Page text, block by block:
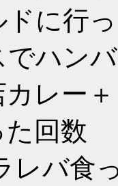
ドに行
でハン
カレー
た回数
レバ食